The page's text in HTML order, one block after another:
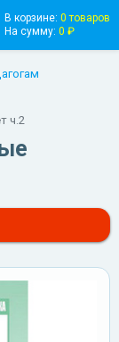
В корзине: 0 товаров
На сумму: 0 ₽
ч.2